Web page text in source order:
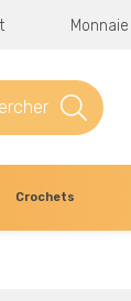
Monnaie
Crochets